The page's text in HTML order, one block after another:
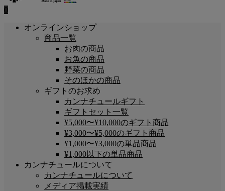
0
オンラインショップ
商品一覧
お肉の商品
お魚の商品
野菜の商品
そのほかの商品
ギフトのお求め
カンナチュールギフト
ギフトセット一覧
¥5,000〜¥10,000のギフト商品
¥3,000〜¥5,000のギフト商品
¥1,000〜¥3,000の単品商品
¥1,000以下の単品商品
カンナチュールについて
カンナチュールについて
メディア掲載実績